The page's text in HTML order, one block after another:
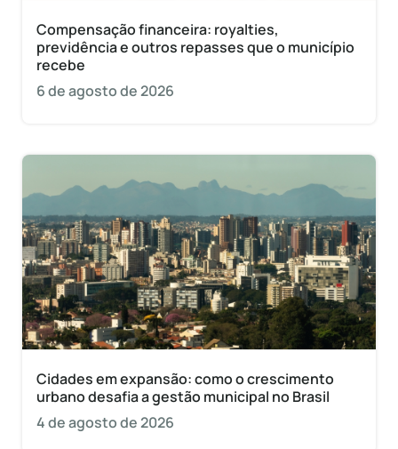
Compensação financeira: royalties,
previdência e outros repasses que o município
recebe
6 de agosto de 2026
Cidades em expansão: como o crescimento
urbano desafia a gestão municipal no Brasil
4 de agosto de 2026